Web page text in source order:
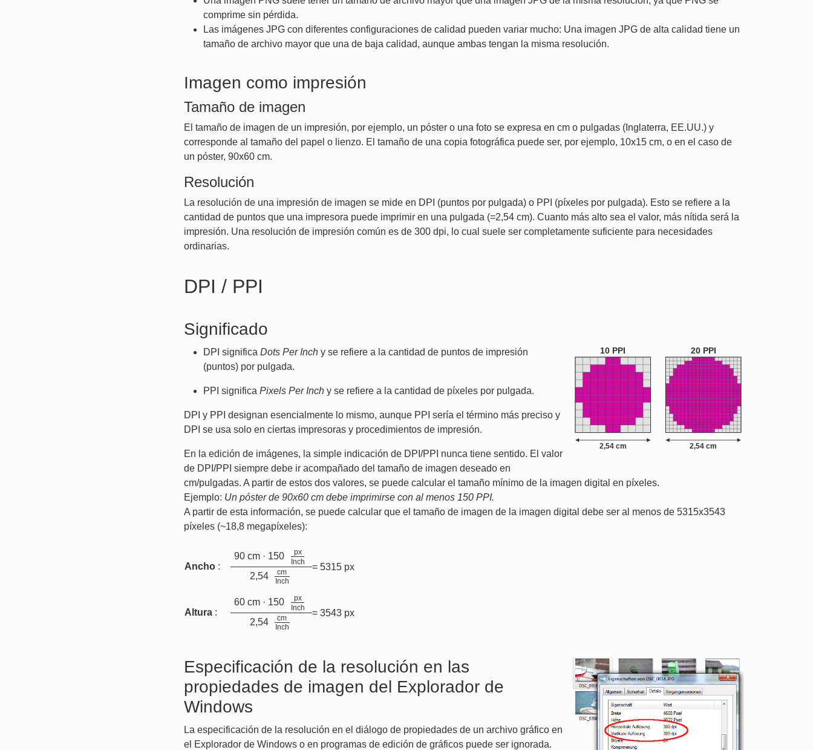
comprime sin pérdida.
Las imágenes JPG con diferentes configuraciones de calidad pueden variar mucho: Una imagen JPG de alta calidad tiene un
tamaño de archivo mayor que una de baja calidad, aunque ambas tengan la misma resolución.
Imagen como impresión
Tamaño de imagen
El tamaño de imagen de un impresión, por ejemplo, un póster o una foto se expresa en cm o pulgadas (Inglaterra, EE.UU.) y
corresponde al tamaño del papel o lienzo. El tamaño de una copia fotográfica puede ser, por ejemplo, 10x15 cm, o en el caso de
un póster, 90x60 cm.
Resolución
La resolución de una impresión de imagen se mide en DPI (puntos por pulgada) o PPI (píxeles por pulgada). Esto se refiere a la
cantidad de puntos que una impresora puede imprimir en una pulgada (=2,54 cm). Cuanto más alto sea el valor, más nítida será la
impresión. Una resolución de impresión común es de 300 dpi, lo cual suele ser completamente suficiente para necesidades
ordinarias.
DPI / PPI
Significado
10 PPI 20 PPI
2,54 cm 2,54 cm
DPI significa Dots Per Inch y se refiere a la cantidad de puntos de impresión
(puntos) por pulgada.
PPI significa Pixels Per Inch y se refiere a la cantidad de píxeles por pulgada.
DPI y PPI designan esencialmente lo mismo, aunque PPI sería el término más preciso y
DPI se usa solo en ciertas impresoras y procedimientos de impresión.
En la edición de imágenes, la simple indicación de DPI/PPI nunca tiene sentido. El valor
de DPI/PPI siempre debe ir acompañado del tamaño de imagen deseado en
cm/pulgadas. A partir de estos dos valores, se puede calcular el tamaño mínimo de la imagen digital en píxeles.
Ejemplo: Un póster de 90x60 cm debe imprimirse con al menos 150 PPI.
A partir de esta información, se puede calcular que el tamaño de imagen de la imagen digital debe ser al menos de 5315x3543
píxeles (~18,8 megapíxeles):
Ancho :
90 cm · 150
px
Inch
2,54
cm
Inch
= 5315 px
Altura :
60 cm · 150
px
Inch
2,54
cm
Inch
= 3543 px
Especificación de la resolución en las
propiedades de imagen del Explorador de
Windows
La especificación de la resolución en el diálogo de propiedades de un archivo gráfico en
el Explorador de Windows o en programas de edición de gráficos puede ser ignorada.